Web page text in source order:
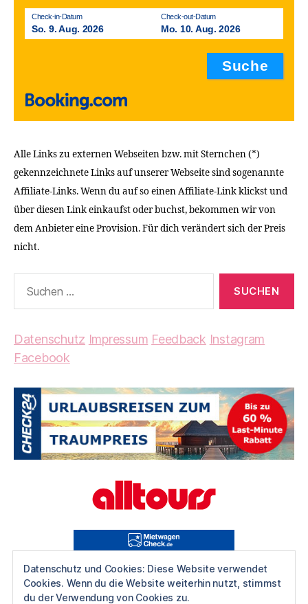
Check-in-Datum
So. 9. Aug. 2026
Check-out-Datum
Mo. 10. Aug. 2026
Alle Links zu externen Webseiten bzw. mit Sternchen (*)
gekennzeichnete Links auf unserer Webseite sind sogenannte
Affiliate-Links. Wenn du auf so einen Affiliate-Link klickst und
über diesen Link einkaufst oder buchst, bekommen wir von
dem Anbieter eine Provision. Für dich verändert sich der Preis
nicht.
nach:
Datenschutz Impressum Feedback Instagram
Facebook
Datenschutz und Cookies: Diese Website verwendet
Cookies. Wenn du die Website weiterhin nutzt, stimmst
du der Verwendung von Cookies zu.